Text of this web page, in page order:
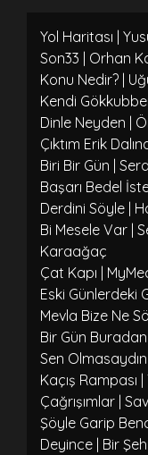
Yol Haritası |
Son33 | Orhan
Konu Nedir? |
Kendi
Dinle Neyden |
Çıktım Erik
Biri Bir Gün |
Başarı Bedel
Derdini Söyle |
Bi Mesele Var |
Karaağaç
Çat Kapı |
Eski Günlerdeki
Mevla Bize Ne
Bir Gün
Sen
Kaçış Rampası
Çağrışımlar |
Şöyle Garip
Deyince | Bir